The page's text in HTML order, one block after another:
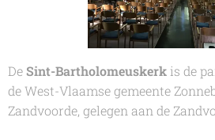
De Sint-Bartholomeuskerk is de
de West-Vlaamse gemeente
Zandvoorde, gelegen aan de